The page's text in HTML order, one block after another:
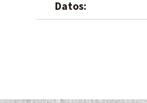
Datos: